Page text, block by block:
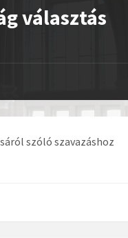
választás
szóló szavazáshoz